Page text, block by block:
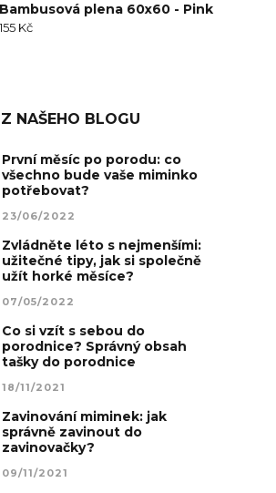
Bambusová plena 60x60 - Pink
155 Kč
NAŠEHO BLOGU
První měsíc po porodu: co
všechno bude vaše miminko
potřebovat?
23/06/2022
Zvládněte léto s nejmenšími:
užitečné tipy, jak si společně
užít horké měsíce?
07/05/2022
Co si vzít s sebou do
porodnice? Správný obsah
tašky do porodnice
18/11/2021
Zavinování miminek: jak
správně zavinout do
zavinovačky?
09/11/2021